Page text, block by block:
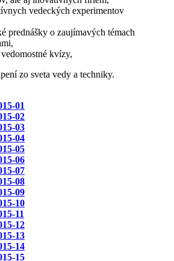
vedeckých experimentov
prednášky o zaujímavých témach
kvízy,
zo sveta vedy a techniky.